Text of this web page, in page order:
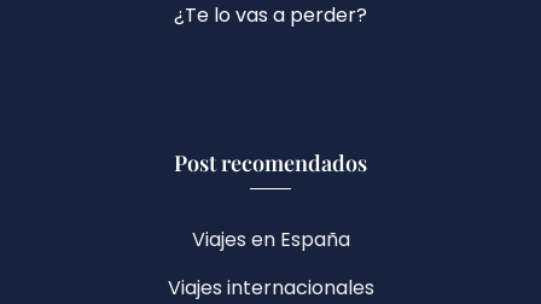
¿Te lo vas a perder?
Post recomendados
Viajes en España
Viajes internacionales